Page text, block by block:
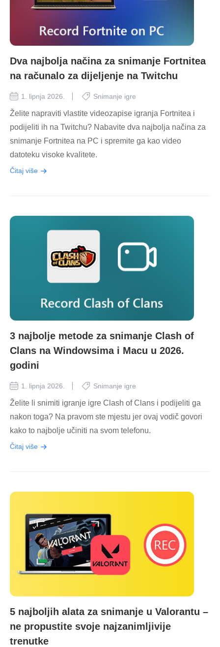
Dva najbolja načina za snimanje Fortnitea
na računalo za dijeljenje na Twitchu
1. lipnja 2026. Snimanje igre
Želite napraviti vlastite videozapise igranja Fortnitea i
podijeliti ih na Twitchu? Nabavite dva najbolja načina za
snimanje Fortnitea na PC i spremite ga kao video
datoteku visoke kvalitete.
Čitaj više
3 najbolje metode za snimanje Clash of
Clans na Windowsima i Macu u 2026.
godini
1. lipnja 2026. Snimanje igre
Želite li snimiti igranje igre Clash of Clans i podijeliti ga
nakon toga? Na pravom ste mjestu jer ovaj vodič govori
kako to najbolje učiniti na svom telefonu.
Čitaj više
5 najboljih alata za snimanje u Valorantu –
ne propustite svoje najzanimljivije
trenutke